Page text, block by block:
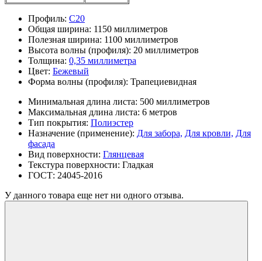
Профиль: С20
Общая ширина: 1150 миллиметров
Полезная ширина: 1100 миллиметров
Высота волны (профиля): 20 миллиметров
Толщина: 0,35 миллиметра
Цвет: Бежевый
Форма волны (профиля): Трапециевидная
Минимальная длина листа: 500 миллиметров
Максимальная длина листа: 6 метров
Тип покрытия: Полиэстер
Назначение (применение): Для забора, Для кровли, Для
фасада
Вид поверхности: Глянцевая
Текстура поверхности: Гладкая
ГОСТ: 24045-2016
У данного товара еще нет ни одного отзыва.